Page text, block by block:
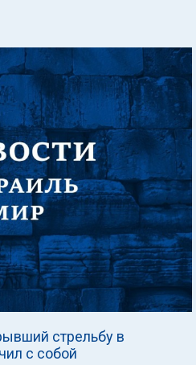
стрельбу в
с собой